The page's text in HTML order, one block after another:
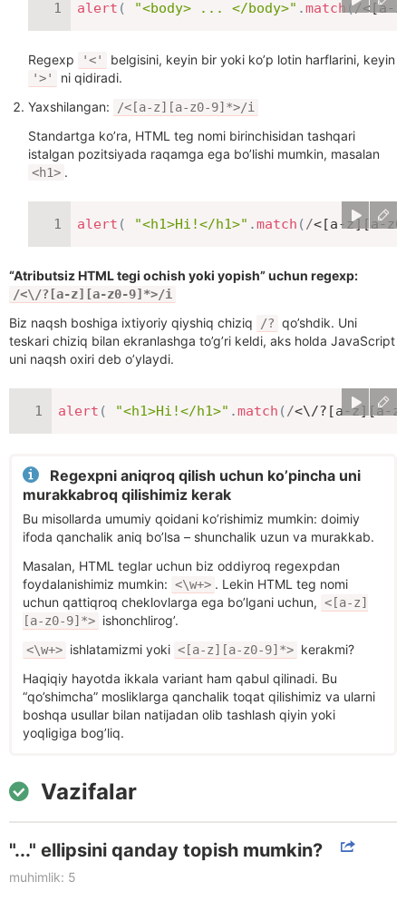
alert ( "<body> ... </body>" .match (/<[a-
Regexp '<' belgisini, keyin bir yoki ko’p lotin harflarini, keyin
'>'
ni qidiradi.
Yaxshilangan:
/<[a-z][a-z0-9]*>/i
Standartga ko’ra, HTML teg nomi birinchisidan tashqari
istalgan pozitsiyada raqamga ega bo’lishi mumkin, masalan
<h1> .
alert ( "<h1>Hi!</h1>" .match (/<[a-z][a-
“Atributsiz HTML tegi ochish yoki yopish” uchun regexp:
/<\/?[a-z][a-z0-9]*>/i
Biz naqsh boshiga ixtiyoriy qiyshiq chiziq /? qo’shdik. Uni
teskari chiziq bilan ekranlashga to’g’ri keldi, aks holda JavaScript
uni naqsh oxiri deb o’ylaydi.
alert ( "<h1>Hi!</h1>" .match (/<\/?[a-z][a-
Regexpni aniqroq qilish uchun ko’pincha uni
murakkabroq qilishimiz kerak
Bu misollarda umumiy qoidani ko’rishimiz mumkin: doimiy
ifoda qanchalik aniq bo’lsa – shunchalik uzun va murakkab.
Masalan, HTML teglar uchun biz oddiyroq regexpdan
foydalanishimiz mumkin: <\w+> . Lekin HTML teg nomi
uchun qattiqroq cheklovlarga ega bo’lgani uchun, <[a-z]
[a-z0-9]*> ishonchlirog’.
<\w+> ishlatamizmi yoki <[a-z][a-z0-9]*> kerakmi?
Haqiqiy hayotda ikkala variant ham qabul qilinadi. Bu
“qo’shimcha” mosliklarga qanchalik toqat qilishimiz va ularni
boshqa usullar bilan natijadan olib tashlash qiyin yoki
yoqligiga bog’liq.
Vazifalar
"..." ellipsini qanday topish mumkin?
muhimlik: 5